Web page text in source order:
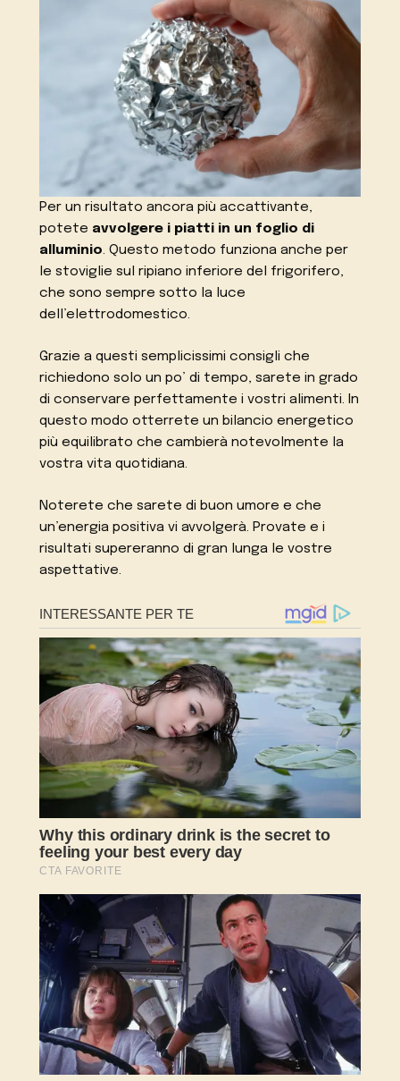
Per un risultato ancora più accattivante,
potete avvolgere i piatti in un foglio di
alluminio. Questo metodo funziona anche per
le stoviglie sul ripiano inferiore del frigorifero,
che sono sempre sotto la luce
dell’elettrodomestico.
Grazie a questi semplicissimi consigli che
richiedono solo un po’ di tempo, sarete in grado
di conservare perfettamente i vostri alimenti. In
questo modo otterrete un bilancio energetico
più equilibrato che cambierà notevolmente la
vostra vita quotidiana.
Noterete che sarete di buon umore e che
un’energia positiva vi avvolgerà. Provate e i
risultati supereranno di gran lunga le vostre
aspettative.